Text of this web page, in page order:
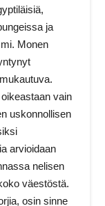
ja
Monen
vain
uskonnollisen
arvioidaan
nelisen
väestöstä.
osin sinne